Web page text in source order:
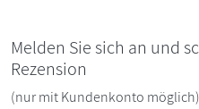
Melden Sie sich an und
Rezension
(nur mit Kundenkonto möglich)